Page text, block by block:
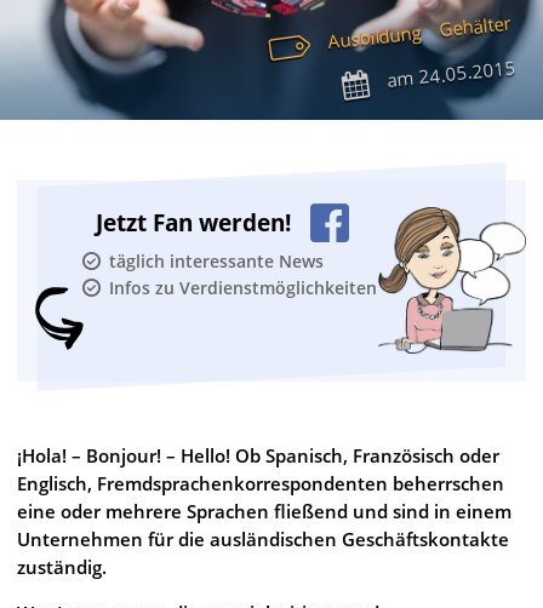
Ausbildung Gehälter
am24.05.2015
Jetzt Fan werden!
täglich interessante News
Infos zu Verdienstmöglichkeiten
¡Hola! – Bonjour! – Hello! Ob Spanisch, Französisch oder
Englisch, Fremdsprachenkorrespondenten beherrschen
eine oder mehrere Sprachen fließend und sind in einem
Unternehmen für die ausländischen Geschäftskontakte
zuständig.